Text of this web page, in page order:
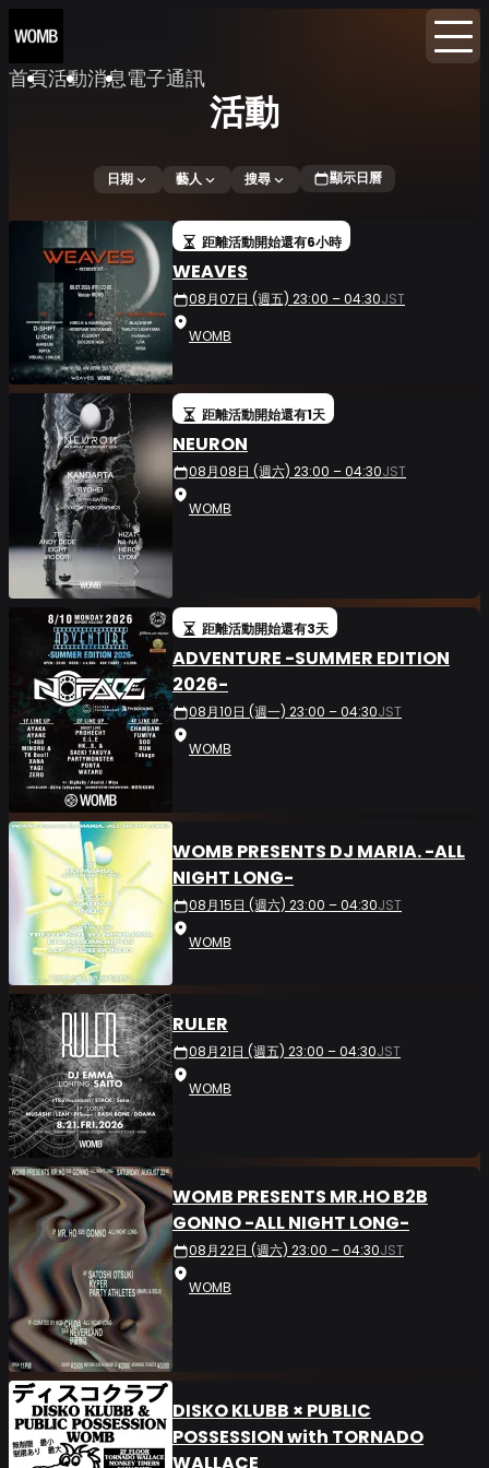
首頁活動消息電子通訊
活動
日期 藝人 搜尋 顯示日曆
距離活動開始還有6小時
WEAVES
08月07日 (週五) 23:00 – 04:30JST
WOMB
距離活動開始還有1天
NEURON
08月08日 (週六) 23:00 – 04:30JST
WOMB
距離活動開始還有3天
ADVENTURE -SUMMER EDITION
2026-
08月10日 (週一) 23:00 – 04:30JST
WOMB
WOMB PRESENTS DJ MARIA. -ALL
NIGHT LONG-
08月15日 (週六) 23:00 – 04:30JST
WOMB
RULER
08月21日 (週五) 23:00 – 04:30JST
WOMB
WOMB PRESENTS MR.HO B2B
GONNO -ALL NIGHT LONG-
08月22日 (週六) 23:00 – 04:30JST
WOMB
DISKO KLUBB × PUBLIC
POSSESSION with TORNADO